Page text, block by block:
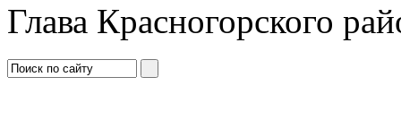
Глава Красногорского